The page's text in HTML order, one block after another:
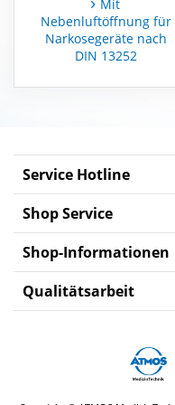
MEDAP
Zubehör
Mit
Nebenluftöffnung für
Narkosegeräte nach
DIN 13252
Service Hotline
Shop Service
Shop-Informationen
Qualitätsarbeit